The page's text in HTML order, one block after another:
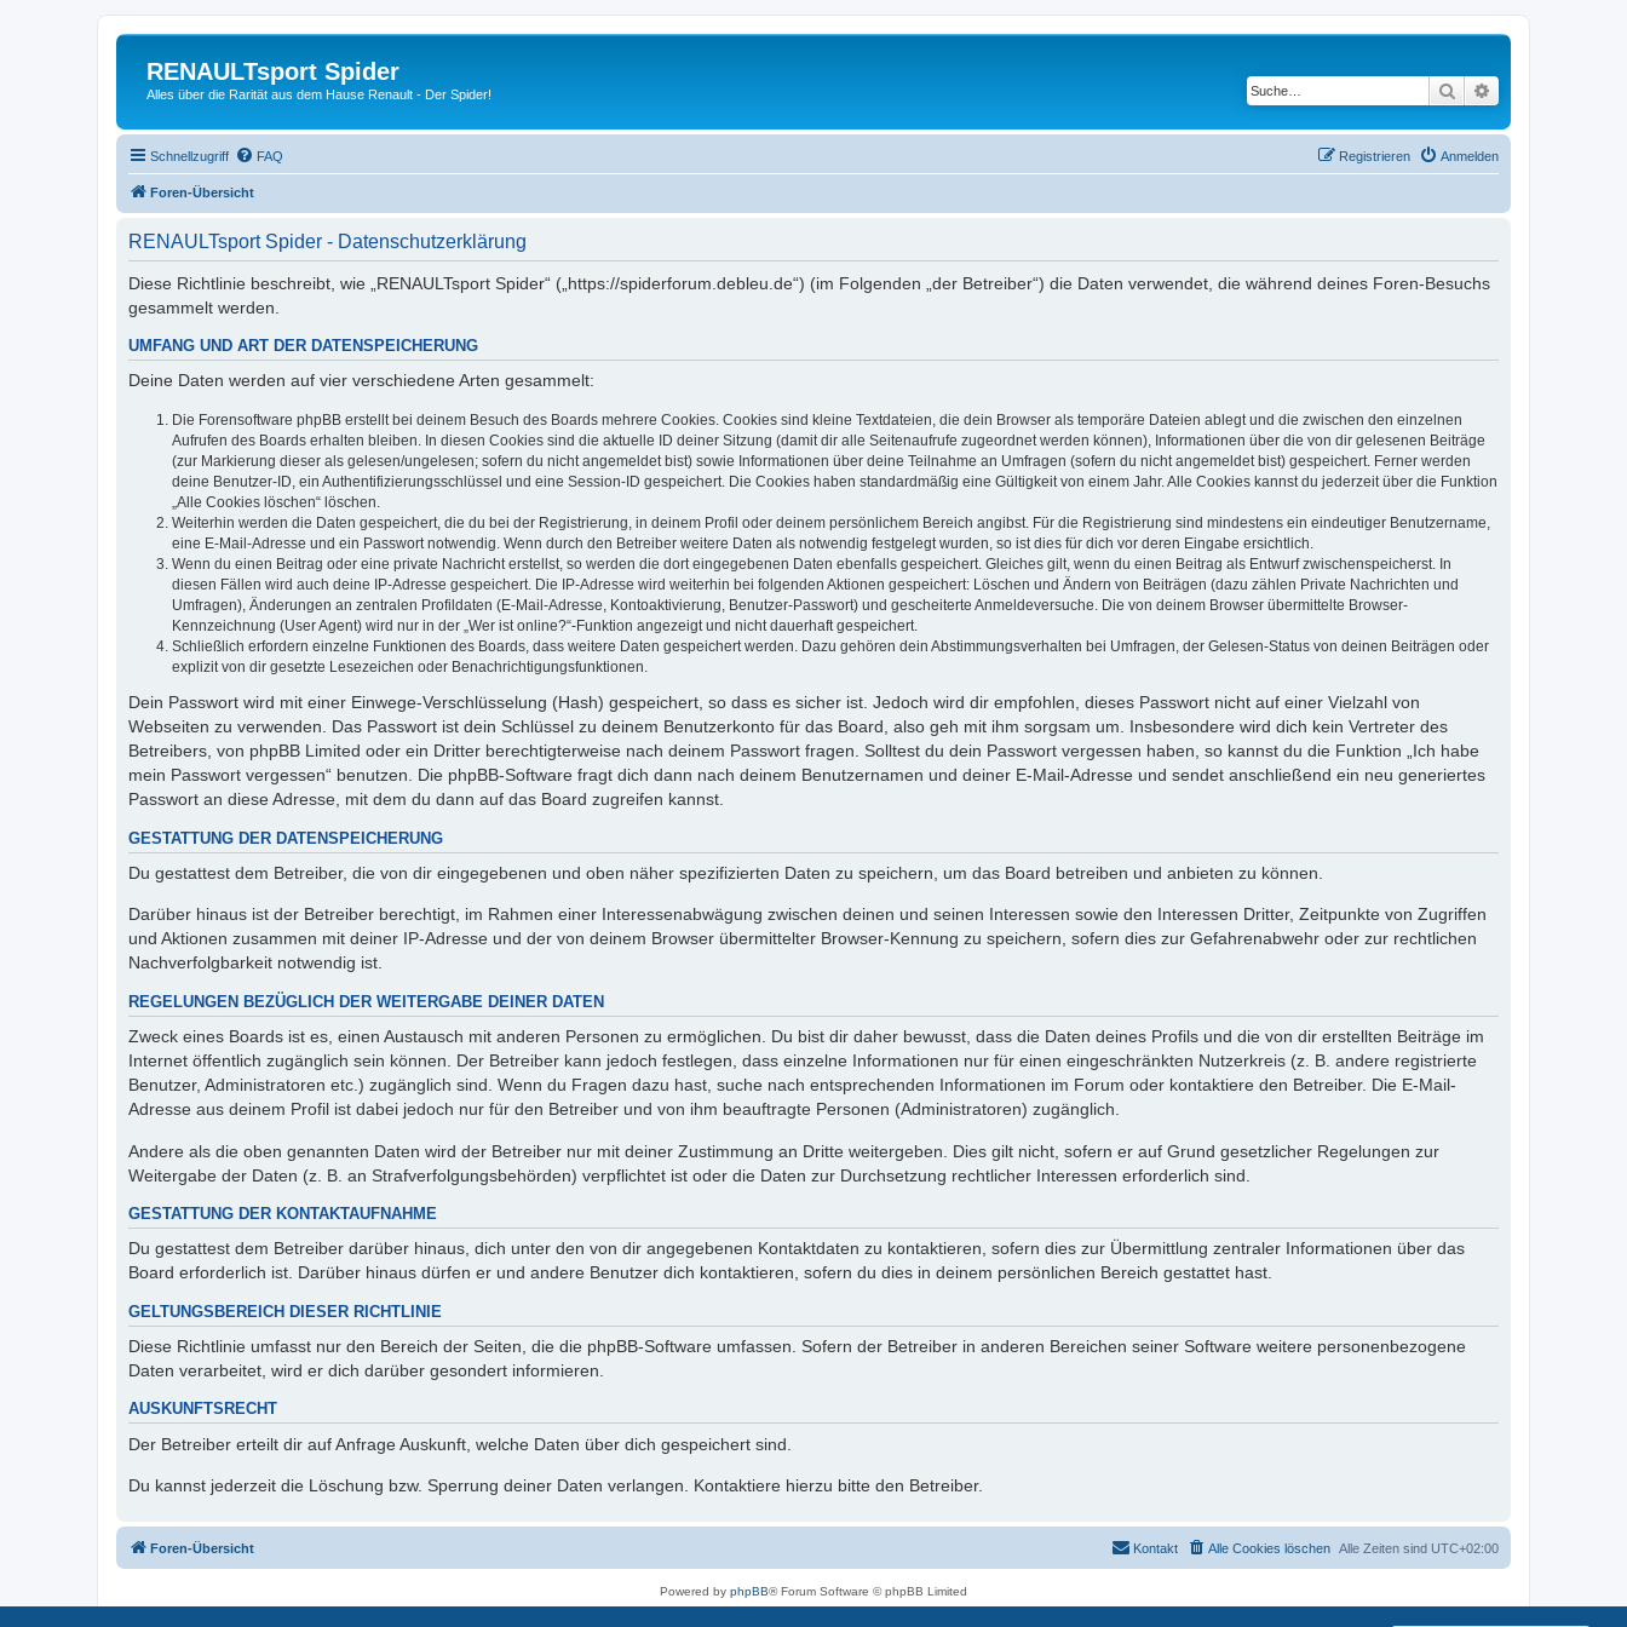
RENAULTsport Spider
Alles über die Rarität aus dem Hause Renault - Der Spider! Suche
Schnellzugriff FAQ Anmelden
Registrieren
Foren-Übersicht
RENAULTsport Spider - Datenschutzerklärung
Diese Richtlinie beschreibt, wie „RENAULTsport Spider“ („https://spiderforum.debleu.de“) (im Folgenden „der Betreiber“) die Daten verwendet, die während deines Foren-Besuchs
gesammelt werden.
UMFANG UND ART DER DATENSPEICHERUNG
Deine Daten werden auf vier verschiedene Arten gesammelt:
Die Forensoftware phpBB erstellt bei deinem Besuch des Boards mehrere Cookies. Cookies sind kleine Textdateien, die dein Browser als temporäre Dateien ablegt und die zwischen den einzelnen
Aufrufen des Boards erhalten bleiben. In diesen Cookies sind die aktuelle ID deiner Sitzung (damit dir alle Seitenaufrufe zugeordnet werden können), Informationen über die von dir gelesenen Beiträge
(zur Markierung dieser als gelesen/ungelesen; sofern du nicht angemeldet bist) sowie Informationen über deine Teilnahme an Umfragen (sofern du nicht angemeldet bist) gespeichert. Ferner werden
deine Benutzer-ID, ein Authentifizierungsschlüssel und eine Session-ID gespeichert. Die Cookies haben standardmäßig eine Gültigkeit von einem Jahr. Alle Cookies kannst du jederzeit über die Funktion
„Alle Cookies löschen“ löschen.
Weiterhin werden die Daten gespeichert, die du bei der Registrierung, in deinem Profil oder deinem persönlichem Bereich angibst. Für die Registrierung sind mindestens ein eindeutiger Benutzername,
eine E-Mail-Adresse und ein Passwort notwendig. Wenn durch den Betreiber weitere Daten als notwendig festgelegt wurden, so ist dies für dich vor deren Eingabe ersichtlich.
Wenn du einen Beitrag oder eine private Nachricht erstellst, so werden die dort eingegebenen Daten ebenfalls gespeichert. Gleiches gilt, wenn du einen Beitrag als Entwurf zwischenspeicherst. In
diesen Fällen wird auch deine IP-Adresse gespeichert. Die IP-Adresse wird weiterhin bei folgenden Aktionen gespeichert: Löschen und Ändern von Beiträgen (dazu zählen Private Nachrichten und
Umfragen), Änderungen an zentralen Profildaten (E-Mail-Adresse, Kontoaktivierung, Benutzer-Passwort) und gescheiterte Anmeldeversuche. Die von deinem Browser übermittelte Browser-
Kennzeichnung (User Agent) wird nur in der „Wer ist online?“-Funktion angezeigt und nicht dauerhaft gespeichert.
Schließlich erfordern einzelne Funktionen des Boards, dass weitere Daten gespeichert werden. Dazu gehören dein Abstimmungsverhalten bei Umfragen, der Gelesen-Status von deinen Beiträgen oder
explizit von dir gesetzte Lesezeichen oder Benachrichtigungsfunktionen.
Dein Passwort wird mit einer Einwege-Verschlüsselung (Hash) gespeichert, so dass es sicher ist. Jedoch wird dir empfohlen, dieses Passwort nicht auf einer Vielzahl von
Webseiten zu verwenden. Das Passwort ist dein Schlüssel zu deinem Benutzerkonto für das Board, also geh mit ihm sorgsam um. Insbesondere wird dich kein Vertreter des
Betreibers, von phpBB Limited oder ein Dritter berechtigterweise nach deinem Passwort fragen. Solltest du dein Passwort vergessen haben, so kannst du die Funktion „Ich habe
mein Passwort vergessen“ benutzen. Die phpBB-Software fragt dich dann nach deinem Benutzernamen und deiner E-Mail-Adresse und sendet anschließend ein neu generiertes
Passwort an diese Adresse, mit dem du dann auf das Board zugreifen kannst.
GESTATTUNG DER DATENSPEICHERUNG
Du gestattest dem Betreiber, die von dir eingegebenen und oben näher spezifizierten Daten zu speichern, um das Board betreiben und anbieten zu können.
Darüber hinaus ist der Betreiber berechtigt, im Rahmen einer Interessenabwägung zwischen deinen und seinen Interessen sowie den Interessen Dritter, Zeitpunkte von Zugriffen
und Aktionen zusammen mit deiner IP-Adresse und der von deinem Browser übermittelter Browser-Kennung zu speichern, sofern dies zur Gefahrenabwehr oder zur rechtlichen
Nachverfolgbarkeit notwendig ist.
REGELUNGEN BEZÜGLICH DER WEITERGABE DEINER DATEN
Zweck eines Boards ist es, einen Austausch mit anderen Personen zu ermöglichen. Du bist dir daher bewusst, dass die Daten deines Profils und die von dir erstellten Beiträge im
Internet öffentlich zugänglich sein können. Der Betreiber kann jedoch festlegen, dass einzelne Informationen nur für einen eingeschränkten Nutzerkreis (z. B. andere registrierte
Benutzer, Administratoren etc.) zugänglich sind. Wenn du Fragen dazu hast, suche nach entsprechenden Informationen im Forum oder kontaktiere den Betreiber. Die E-Mail-
Adresse aus deinem Profil ist dabei jedoch nur für den Betreiber und von ihm beauftragte Personen (Administratoren) zugänglich.
Andere als die oben genannten Daten wird der Betreiber nur mit deiner Zustimmung an Dritte weitergeben. Dies gilt nicht, sofern er auf Grund gesetzlicher Regelungen zur
Weitergabe der Daten (z. B. an Strafverfolgungsbehörden) verpflichtet ist oder die Daten zur Durchsetzung rechtlicher Interessen erforderlich sind.
GESTATTUNG DER KONTAKTAUFNAHME
Du gestattest dem Betreiber darüber hinaus, dich unter den von dir angegebenen Kontaktdaten zu kontaktieren, sofern dies zur Übermittlung zentraler Informationen über das
Board erforderlich ist. Darüber hinaus dürfen er und andere Benutzer dich kontaktieren, sofern du dies in deinem persönlichen Bereich gestattet hast.
GELTUNGSBEREICH DIESER RICHTLINIE
Diese Richtlinie umfasst nur den Bereich der Seiten, die die phpBB-Software umfassen. Sofern der Betreiber in anderen Bereichen seiner Software weitere personenbezogene
Daten verarbeitet, wird er dich darüber gesondert informieren.
AUSKUNFTSRECHT
Der Betreiber erteilt dir auf Anfrage Auskunft, welche Daten über dich gespeichert sind.
Du kannst jederzeit die Löschung bzw. Sperrung deiner Daten verlangen. Kontaktiere hierzu bitte den Betreiber.
Foren-Übersicht Alle Zeiten sind UTC+02:00
Alle Cookies löschen
Kontakt
Powered by phpBB® Forum Software © phpBB Limited